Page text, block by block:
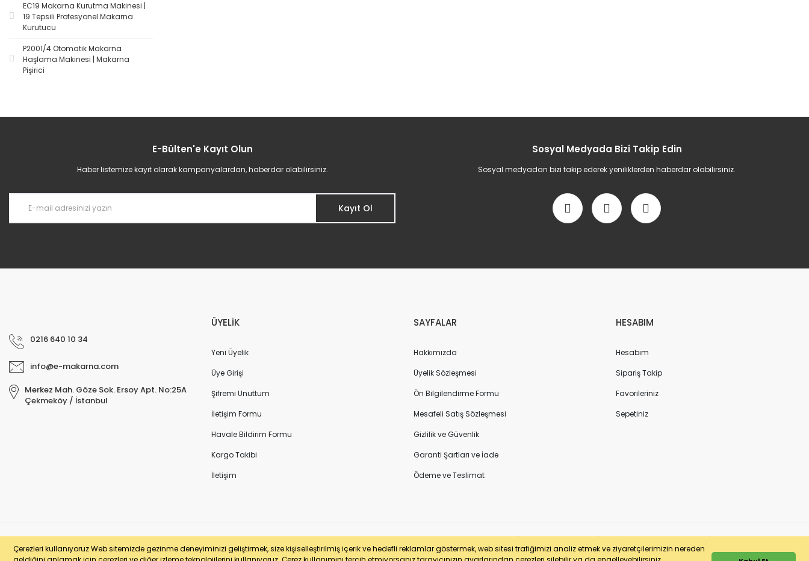
Çerezleri kullanıyoruz Web sitemizde gezinme deneyiminizi geliştirmek, size kişiselleştirilmiş içerik ve hedefli reklamlar göstermek, web sitesi trafiğimizi analiz etmek ve ziyaretçilerimizin nereden
EC19 Makarna Kurutma Makinesi |
19 Tepsili Profesyonel Makarna
Kurutucu
P2001/4 Otomatik Makarna
Haşlama Makinesi | Makarna
Pişirici
E-Bülten'e Kayıt Olun
Haber listemize kayıt olarak kampanyalardan, haberdar olabilirsiniz.
Kayıt Ol
Sosyal Medyada Bizi Takip Edin
Sosyal medyadan bizi takip ederek yeniliklerden haberdar olabilirsiniz.
0216 640 10 34
info@e-makarna.com
Merkez Mah. Göze Sok. Ersoy Apt. No:25A
Çekmeköy / İstanbul
ÜYELİK
Yeni Üyelik
Üye Girişi
Şifremi Unuttum
İletişim Formu
Havale Bildirim Formu
Kargo Takibi
İletişim
SAYFALAR
Hakkımızda
Üyelik Sözleşmesi
Ön Bilgilendirme Formu
Mesafeli Satış Sözleşmesi
Gizlilik ve Güvenlik
Garanti Şartları ve İade
Ödeme ve Teslimat
HESABIM
Hesabım
Sipariş Takip
Favorileriniz
Sepetiniz
© e-makarna.com Tüm Hakları Saklıdır. Kredi kartı bilgileriniz 256bit SSL sertifikası ile korunmaktadır. Pasfil Makine Sanayi ve Ticaret Ltd. Şti. | Vergi No: 7220436611 | MERSİS No: 072204366100013 | Ticaret Sicil No: 586968-0